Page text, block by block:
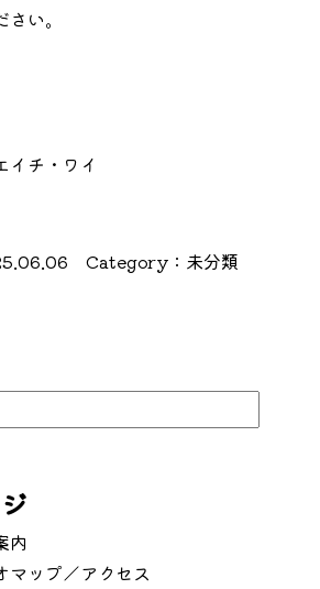
い。
イチ・ワイ
Category：未分類
内
マップ／アクセス